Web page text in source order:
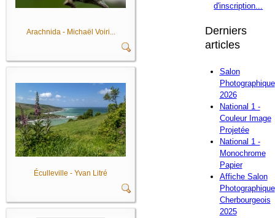
Arachnida - Michaël Voiri...
Éculleville - Yvan Litré
d'inscription...
Derniers
articles
Salon
Photographique
2026
National 1 -
Couleur Image
Projetée
National 1 -
Monochrome
Papier
Affiche Salon
Photographique
Cherbourgeois
2025